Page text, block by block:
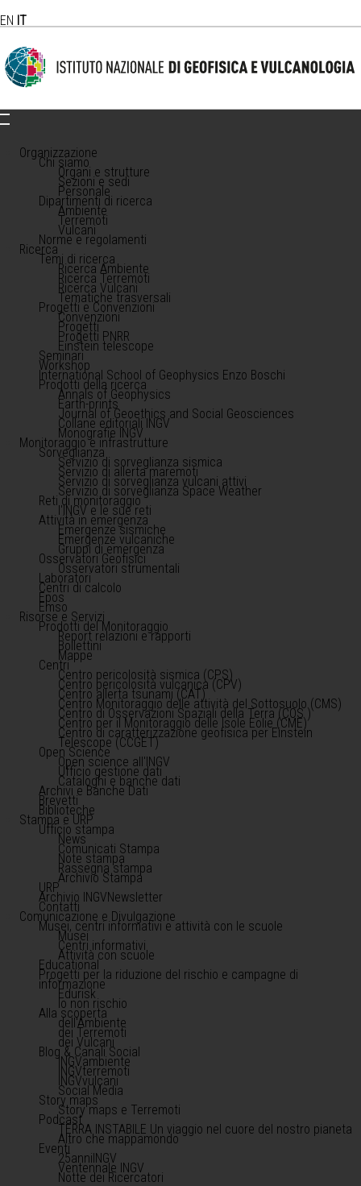
EN IT
Organizzazione
Chi siamo
Organi e strutture
Sezioni e sedi
Personale
Dipartimenti di ricerca
Ambiente
Terremoti
Vulcani
Norme e regolamenti
Ricerca
Temi di ricerca
Ricerca Ambiente
Ricerca Terremoti
Ricerca Vulcani
Tematiche trasversali
Progetti e Convenzioni
Convenzioni
Progetti
Progetti PNRR
Einstein telescope
Seminari
Workshop
International School of Geophysics Enzo Boschi
Prodotti della ricerca
Annals of Geophysics
Earth-prints
Journal of Geoethics and Social Geosciences
Collane editoriali INGV
Monografie INGV
Monitoraggio e infrastrutture
Sorveglianza
Servizio di sorveglianza sismica
Servizio di allerta maremoti
Servizio di sorveglianza vulcani attivi
Servizio di sorveglianza Space Weather
Reti di monitoraggio
l'INGV e le sue reti
Attività in emergenza
Emergenze sismiche
Emergenze vulcaniche
Gruppi di emergenza
Osservatori Geofisici
Osservatori strumentali
Laboratori
Centri di calcolo
Epos
Emso
Risorse e Servizi
Prodotti del Monitoraggio
Report relazioni e rapporti
Bollettini
Mappe
Centri
Centro pericolosità sismica (CPS)
Centro pericolosità vulcanica (CPV)
Centro allerta tsunami (CAT)
Centro Monitoraggio delle attività del Sottosuolo (CMS)
Centro di Osservazioni Spaziali della Terra (COS )
Centro per il Monitoraggio delle Isole Eolie (CME)
Centro di caratterizzazione geofisica per Einstein
Telescope (CCGET)
Open Science
Open science all'INGV
Ufficio gestione dati
Cataloghi e banche dati
Archivi e Banche Dati
Brevetti
Biblioteche
Stampa e URP
Ufficio stampa
News
Comunicati Stampa
Note stampa
Rassegna stampa
Archivio Stampa
URP
Archivio INGVNewsletter
Contatti
Comunicazione e Divulgazione
Musei, centri informativi e attività con le scuole
Musei
Centri informativi
Attività con scuole
Educational
Progetti per la riduzione del rischio e campagne di
informazione
Edurisk
Io non rischio
Alla scoperta
dell'Ambiente
dei Terremoti
dei Vulcani
Blog & Canali Social
INGVambiente
INGVterremoti
INGVvulcani
Social Media
Story maps
Story maps e Terremoti
Podcast
TERRA INSTABILE Un viaggio nel cuore del nostro pianeta
Altro che mappamondo
Eventi
25anniINGV
Ventennale INGV
Notte dei Ricercatori